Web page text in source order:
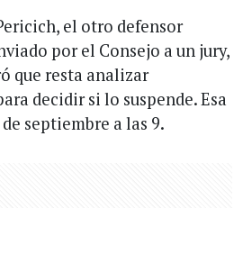
el otro defensor
por el Consejo a un jury,
que resta analizar
decidir si lo suspende. Esa
septiembre a las 9.